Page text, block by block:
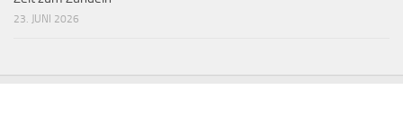
23. JUNI 2026